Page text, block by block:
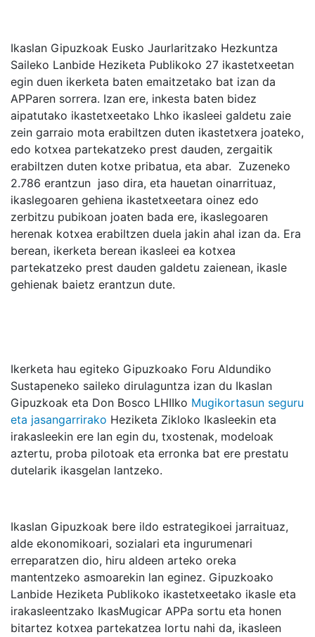
Ikaslan Gipuzkoak Eusko Jaurlaritzako Hezkuntza
Saileko Lanbide Heziketa Publikoko 27 ikastetxeetan
egin duen ikerketa baten emaitzetako bat izan da
APParen sorrera. Izan ere, inkesta baten bidez
aipatutako ikastetxeetako Lhko ikasleei galdetu zaie
zein garraio mota erabiltzen duten ikastetxera joateko,
edo kotxea partekatzeko prest dauden, zergaitik
erabiltzen duten kotxe pribatua, eta abar. Zuzeneko
2.786 erantzun jaso dira, eta hauetan oinarrituaz,
ikaslegoaren gehiena ikastetxeetara oinez edo
zerbitzu pubikoan joaten bada ere, ikaslegoaren
herenak kotxea erabiltzen duela jakin ahal izan da. Era
berean, ikerketa berean ikasleei ea kotxea
partekatzeko prest dauden galdetu zaienean, ikasle
gehienak baietz erantzun dute.
Ikerketa hau egiteko Gipuzkoako Foru Aldundiko
Sustapeneko saileko dirulaguntza izan du Ikaslan
Gipuzkoak eta Don Bosco LHIIko Mugikortasun seguru
eta jasangarrirako Heziketa Zikloko Ikasleekin eta
irakasleekin ere lan egin du, txostenak, modeloak
aztertu, proba pilotoak eta erronka bat ere prestatu
dutelarik ikasgelan lantzeko.
Ikaslan Gipuzkoak bere ildo estrategikoei jarraituaz,
alde ekonomikoari, sozialari eta ingurumenari
erreparatzen dio, hiru aldeen arteko oreka
mantentzeko asmoarekin lan eginez. Gipuzkoako
Lanbide Heziketa Publikoko ikastetxeetako ikasle eta
irakasleentzako IkasMugicar APPa sortu eta honen
bitartez kotxea partekatzea lortu nahi da, ikasleen